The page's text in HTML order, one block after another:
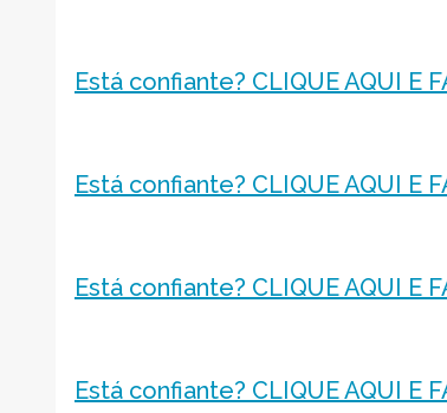
Está confiante? CLIQUE AQUI E
Está confiante? CLIQUE AQUI E
Está confiante? CLIQUE AQUI E
Está confiante? CLIQUE AQUI E